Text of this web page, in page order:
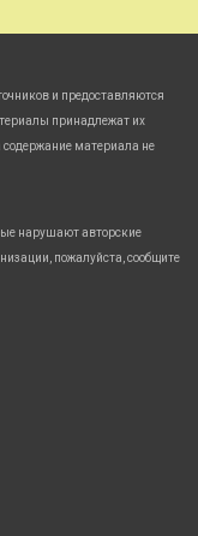
и предоставляются
принадлежат их
содержание материала не
нарушают авторские
пожалуйста, сообщите